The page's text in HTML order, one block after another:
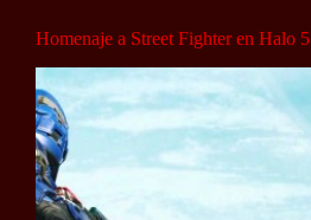
Homenaje a Street Fighter en Halo 5